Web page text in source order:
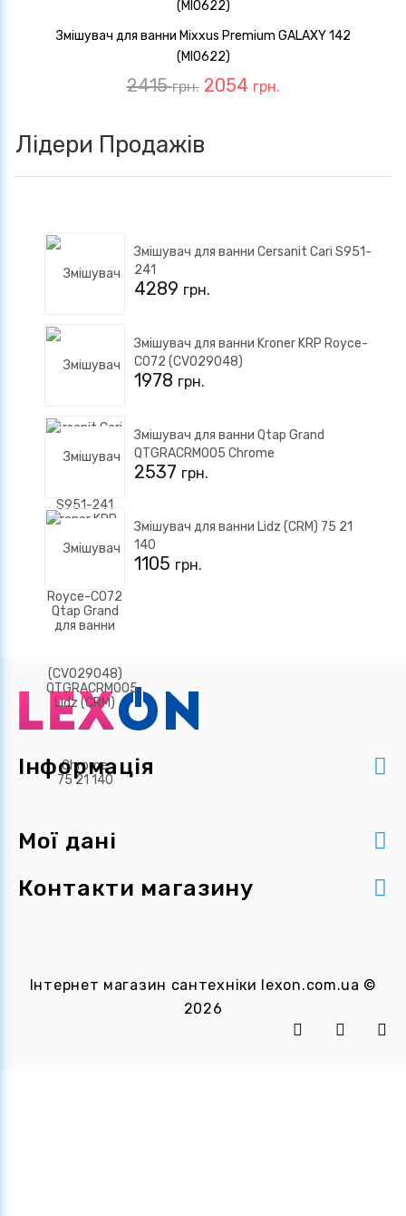
Змішувач для ванни Mixxus Premium GALAXY 142
(MI0622)
2415грн. 2054 грн.
Лідери Продажів
Змішувач для ванни Cersanit Cari S951-
241
4289 грн.
Змішувач для ванни Kroner KRP Royce-
C072 (CV029048)
1978 грн.
Змішувач для ванни Qtap Grand
QTGRACRM005 Chrome
2537 грн.
Змішувач для ванни Lidz (CRM) 75 21
140
1105 грн.
Інформація
Мої дані
Контакти магазину
Інтернет магазин сантехніки lexon.com.ua ©
2026